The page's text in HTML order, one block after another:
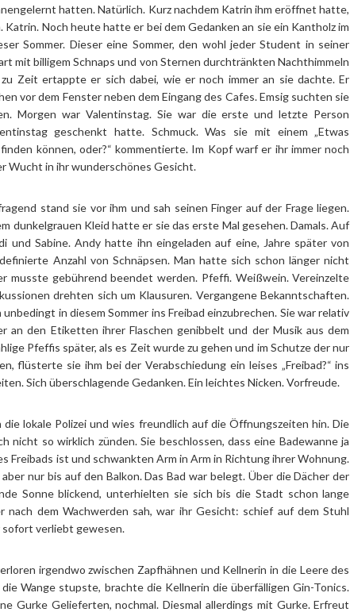
hatten. Natürlich. Kurz nachdem Katrin ihm eröffnet hatte,
Katrin. Noch heute hatte er bei dem Gedanken an sie ein Kantholz im
Sommer. Dieser eine Sommer, den wohl jeder Student in seiner
mit billigem Schnaps und von Sternen durchtränkten Nachthimmeln
Zeit ertappte er sich dabei, wie er noch immer an sie dachte. Er
vor dem Fenster neben dem Eingang des Cafes. Emsig suchten sie
Morgen war Valentinstag. Sie war die erste und letzte Person
geschenkt hatte. Schmuck. Was sie mit einem „Etwas
können, oder?“ kommentierte. Im Kopf warf er ihr immer noch
Wucht in ihr wunderschönes Gesicht.
stand sie vor ihm und sah seinen Finger auf der Frage liegen.
dunkelgrauen Kleid hatte er sie das erste Mal gesehen. Damals. Auf
und Sabine. Andy hatte ihn eingeladen auf eine, Jahre später von
Anzahl von Schnäpsen. Man hatte sich schon länger nicht
musste gebührend beendet werden. Pfeffi. Weißwein. Vereinzelte
drehten sich um Klausuren. Vergangene Bekanntschaften.
in diesem Sommer ins Freibad einzubrechen. Sie war relativ
an den Etiketten ihrer Flaschen genibbelt und der Musik aus dem
Pfeffis später, als es Zeit wurde zu gehen und im Schutze der nur
flüsterte sie ihm bei der Verabschiedung ein leises „Freibad?“ ins
Sich überschlagende Gedanken. Ein leichtes Nicken. Vorfreude.
lokale Polizei und wies freundlich auf die Öffnungszeiten hin. Die
nicht so wirklich zünden. Sie beschlossen, dass eine Badewanne ja
Freibads ist und schwankten Arm in Arm in Richtung ihrer Wohnung.
nur bis auf den Balkon. Das Bad war belegt. Über die Dächer der
Sonne blickend, unterhielten sie sich bis die Stadt schon lange
nach dem Wachwerden sah, war ihr Gesicht: schief auf dem Stuhl
sofort verliebt gewesen.
irgendwo zwischen Zapfhähnen und Kellnerin in die Leere des
Wange stupste, brachte die Kellnerin die überfälligen Gin-Tonics.
Gurke Gelieferten, nochmal. Diesmal allerdings mit Gurke. Erfreut